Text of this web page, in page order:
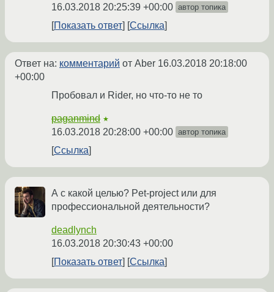
16.03.2018 20:25:39 +00:00 автор топика
Показать ответ Ссылка
Ответ на: комментарий от Aber 16.03.2018 20:18:00
+00:00
Пробовал и Rider, но что-то не то
paganmind ★
16.03.2018 20:28:00 +00:00 автор топика
Ссылка
А с какой целью? Pet-project или для
профессиональной деятельности?
deadlynch
16.03.2018 20:30:43 +00:00
Показать ответ
Ссылка